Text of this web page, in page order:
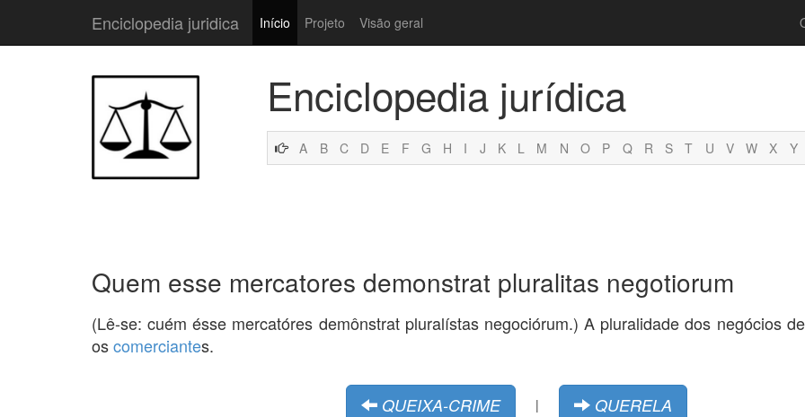
Enciclopedia juridica Início Projeto Visão geral
Enciclopedia jurídica
A B C D E F G H I J K L M N O P Q R S T U V W X Y
Quem esse mercatores demonstrat pluralitas negotiorum
(Lê-se: cuém ésse mercatóres demônstrat pluralístas negociórum.) A pluralidade dos negócios
oscomerciantes.
QUEIXA-CRIME | QUERELA